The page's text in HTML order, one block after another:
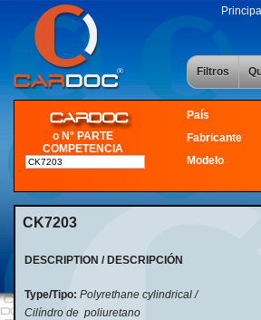
Principal
Filtros
o N° PARTE
COMPETENCIA
País
Fabricante
Modelo
CK7203
DESCRIPTION / DESCRIPCIÓN
Type/Tipo: Polyrethane cylindrical /
Cilíndro de poliuretano